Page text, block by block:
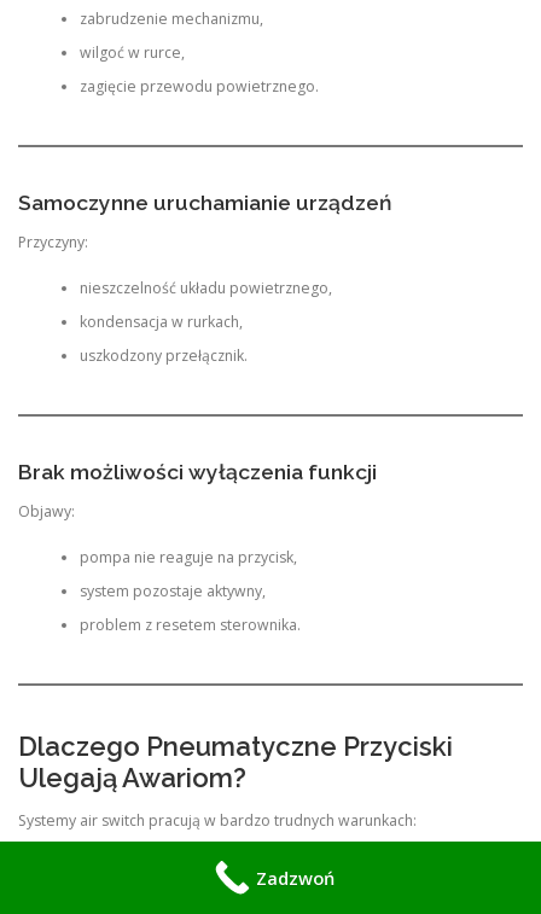
zabrudzenie mechanizmu,
wilgoć w rurce,
zagięcie przewodu powietrznego.
Samoczynne uruchamianie urządzeń
Przyczyny:
nieszczelność układu powietrznego,
kondensacja w rurkach,
uszkodzony przełącznik.
Brak możliwości wyłączenia funkcji
Objawy:
pompa nie reaguje na przycisk,
system pozostaje aktywny,
problem z resetem sterownika.
Dlaczego Pneumatyczne Przyciski
Ulegają Awariom?
Systemy air switch pracują w bardzo trudnych warunkach:
Zadzwoń